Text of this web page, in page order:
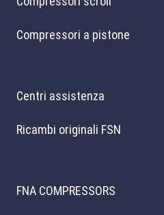
Compressori a pistone
Centri assistenza
Ricambi originali FSN
FNA COMPRESSORS